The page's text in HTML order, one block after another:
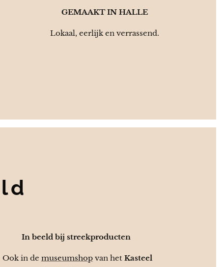
GEMAAKT IN HALLE
Lokaal, eerlijk en verrassend.
In beeld bij streekproducten
Ook in de museumshopvan het Kasteel